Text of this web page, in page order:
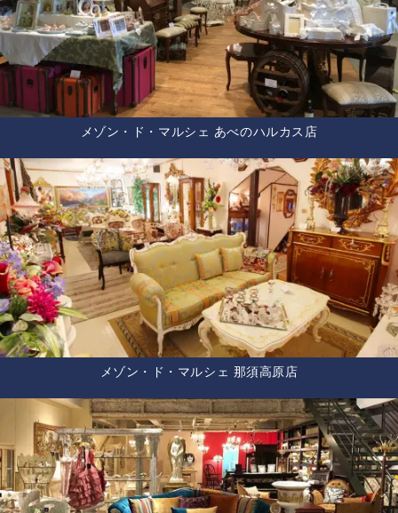
メゾン・ド・マルシェ あべのハルカス店
メゾン・ド・マルシェ 那須高原店